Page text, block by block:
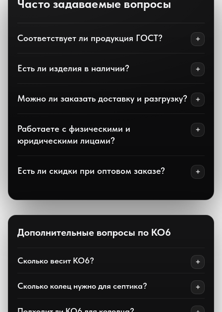
Часто задаваемые вопросы
Соответствует ли продукция ГОСТ?
Есть ли изделия в наличии?
Можно ли заказать доставку и разгрузку?
Работаете с физическими и
юридическими лицами?
Есть ли скидки при оптовом заказе?
Дополнительные вопросы по КО6
Сколько весит КО6?
Сколько колец нужно для септика?